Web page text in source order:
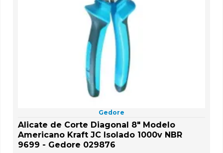
Gedore
Alicate de Corte Diagonal 8" Modelo
Americano Kraft JC Isolado 1000v NBR
9699 - Gedore 029876